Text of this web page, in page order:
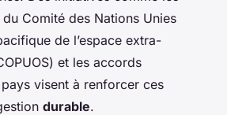
Comité des Nations Unies
de l’espace extra-
et les accords
visent à renforcer ces
durable.